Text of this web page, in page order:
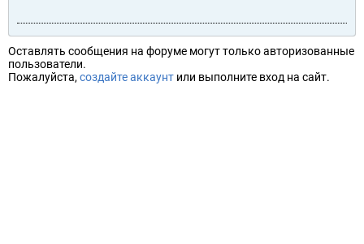
Оставлять сообщения на форуме могут только авторизованные
пользователи.
Пожалуйста, создайте аккаунт или выполните вход на сайт.